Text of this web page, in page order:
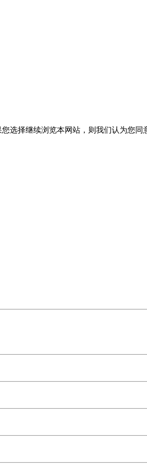
选择继续浏览本网站，则我们认为您